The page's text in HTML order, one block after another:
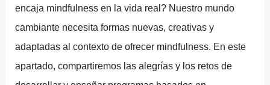
encaja mindfulness en la vida real? Nuestro mundo
cambiante necesita formas nuevas, creativas y
adaptadas al contexto de ofrecer mindfulness. En este
apartado, compartiremos las alegrías y los retos de